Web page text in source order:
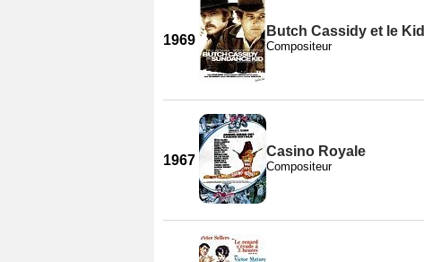
1969
Butch Cassidy et le Kid
Compositeur
1967
Casino Royale
Compositeur